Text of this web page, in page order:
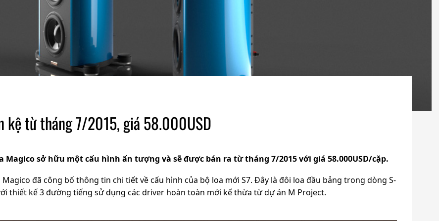
kệ từ tháng 7/2015, giá 58.000USD
Magico sở hữu một cấu hình ấn tượng và sẽ được bán ra từ tháng 7/2015 với giá 58.000USD/cặp.
đã công bố thông tin chi tiết về cấu hình của bộ loa mới S7. Đây là đôi loa đầu bảng trong dòng S-
thiết kế 3 đường tiếng sử dụng các driver hoàn toàn mới kế thừa từ dự án M Project.